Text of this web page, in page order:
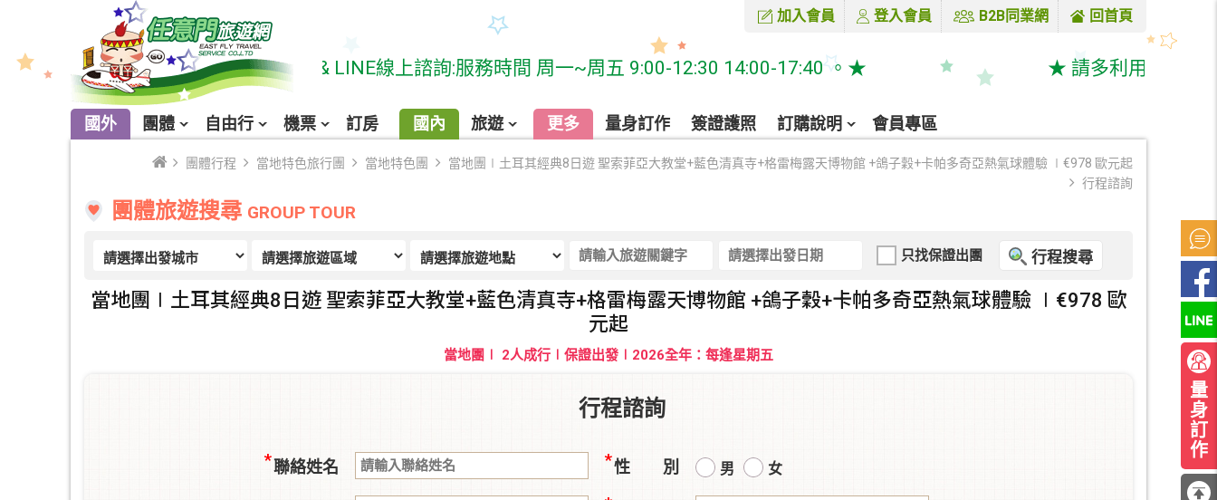
加入會員 登入會員 B2B同業網 回首頁
★ 請多利用線上購票系統 & LINE線上諮詢:服務時間 周一~周五 9:00-12:30 14:00-17:40 。★ ★ 請多利用線上購票
國外 團體 自由行 機票 訂房 國內 旅遊 更多 量身訂作 簽證護照 訂購說明 會員專區
團體行程 當地特色旅行團 當地特色團
當地團∣土耳其經典8日遊 聖索菲亞大教堂+藍色清真寺+格雷梅露天博物館 +鴿子穀+卡帕多奇亞熱氣球體驗 ∣€978 歐元起
行程諮詢
團體旅遊搜尋 GROUP TOUR
只找保證出團 行程搜尋
當地團∣土耳其經典8日遊 聖索菲亞大教堂+藍色清真寺+格雷梅露天博物館 +鴿子穀+卡帕多奇亞熱氣球體驗 ∣€978 歐
元起
當地團∣ 2人成行∣保證出發∣2026全年：每逢星期五
行程諮詢
聯絡姓名 性 別 男 女
量
身
訂
作